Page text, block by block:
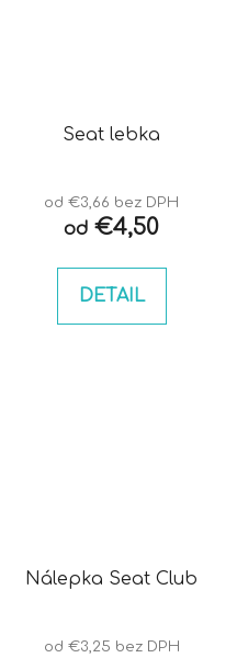
Seat lebka
od €3,66 bez DPH
od €4,50
DETAIL
Nálepka Seat Club
od €3,25 bez DPH